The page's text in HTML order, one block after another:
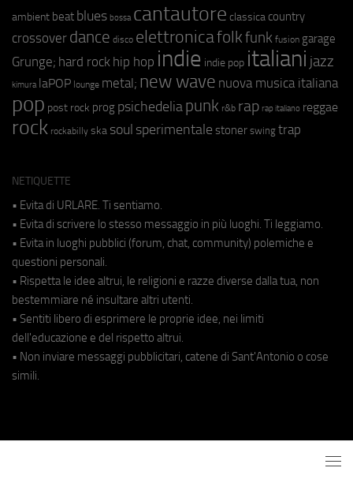
ambient beat blues bossa cantautore classica country
crossover dance disco elettronicafolkfunk fusion garage
Grunge; hard rock hip hop indie indie pop italiani jazz
kimura laPOP lounge metal; new wave nuova musica italiana
pop post rock prog psichedeliapunk r&b rap rap italiano reggae
rock rockabilly ska soul sperimentale stoner swing trap
NETIQUETTE
• Evita di URLARE. Ti sentiamo.
• Evita di scrivere lo stesso messaggio in più luoghi. Ti leggiamo.
• Evita in luoghi pubblici (forum, chat, community) polemiche e
questioni personali.
• Rispetta le idee altrui, le religioni e razze diverse dalla tua, non
bestemmiare né insultare altri utenti.
• Sentiti libero di esprimere le proprie idee, nei limiti
dell'educazione e del rispetto altrui.
• Non inviare messaggi pubblicitari, catene di Sant'Antonio o cose
simili.